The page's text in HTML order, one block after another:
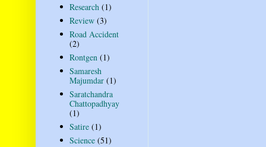
Research (1)
Review (3)
Road Accident
(2)
Rontgen (1)
Samaresh
Majumdar (1)
Saratchandra
Chattopadhyay
(1)
Satire (1)
Science (51)